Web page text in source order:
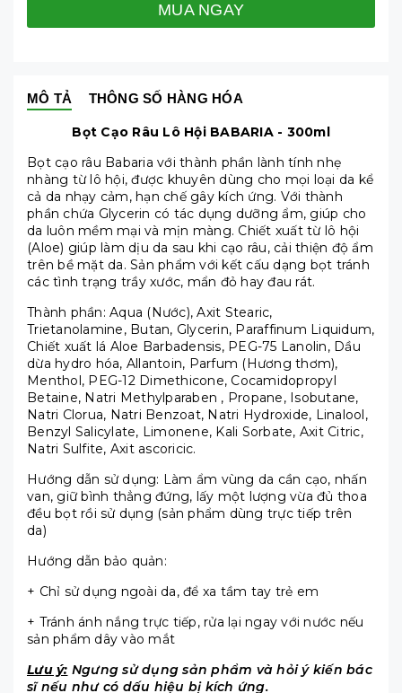
MUA NGAY
MÔ TẢ THÔNG SỐ HÀNG HÓA
Bọt Cạo Râu Lô Hội BABARIA - 300ml
Bọt cạo râu Babaria với thành phần lành tính nhẹ
nhàng từ lô hội, được khuyên dùng cho mọi loại da kể
cả da nhạy cảm, hạn chế gây kích ứng. Với thành
phần chứa Glycerin có tác dụng dưỡng ẩm, giúp cho
da luôn mềm mại và mịn màng. Chiết xuất từ lô hội
(Aloe) giúp làm dịu da sau khi cạo râu, cải thiện độ ẩm
trên bề mặt da. Sản phẩm với kết cấu dạng bọt tránh
các tình trạng trầy xước, mẩn đỏ hay đau rát.
Thành phần: Aqua (Nước), Axit Stearic,
Trietanolamine, Butan, Glycerin, Paraffinum Liquidum,
Chiết xuất lá Aloe Barbadensis, PEG-75 Lanolin, Dầu
dừa hydro hóa, Allantoin, Parfum (Hương thơm),
Menthol, PEG-12 Dimethicone, Cocamidopropyl
Betaine, Natri Methylparaben , Propane, Isobutane,
Natri Clorua, Natri Benzoat, Natri Hydroxide, Linalool,
Benzyl Salicylate, Limonene, Kali Sorbate, Axit Citric,
Natri Sulfite, Axit ascoricic.
Hướng dẫn sử dụng: Làm ẩm vùng da cần cạo, nhấn
van, giữ bình thẳng đứng, lấy một lượng vừa đủ thoa
đều bọt rồi sử dụng (sản phẩm dùng trực tiếp trên
da)
Hướng dẫn bảo quản:
+ Chỉ sử dụng ngoài da, để xa tầm tay trẻ em
+ Tránh ánh nắng trực tiếp, rửa lại ngay với nước nếu
sản phẩm dây vào mắt
Lưu ý: Ngưng sử dụng sản phẩm và hỏi ý kiến bác
sĩ nếu như có dấu hiệu bị kích ứng.